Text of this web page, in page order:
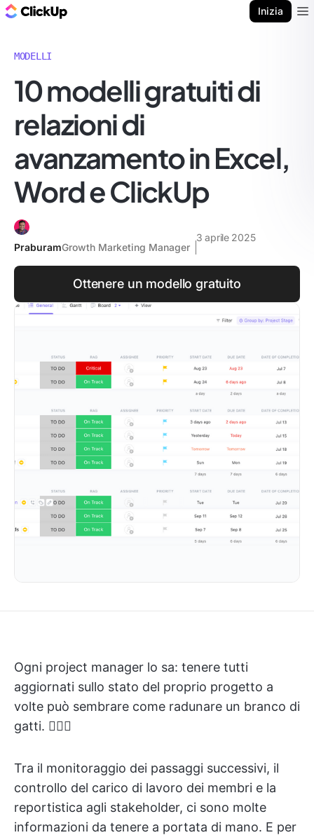
Inizia
MODELLI
10 modelli gratuiti di
relazioni di
avanzamento in Excel,
Word e ClickUp
PraburamGrowth Marketing Manager
3 aprile 2025
Ottenere un modello gratuito
Ogni project manager lo sa: tenere tutti
aggiornati sullo stato del proprio progetto a
volte può sembrare come radunare un branco di
gatti. 🤷🏼‍♀️
Tra il monitoraggio dei passaggi successivi, il
controllo del carico di lavoro dei membri e la
reportistica agli stakeholder, ci sono molte
informazioni da tenere a portata di mano. E per